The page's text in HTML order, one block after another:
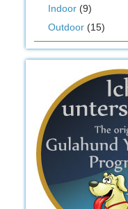
Indoor (9)
Outdoor (15)